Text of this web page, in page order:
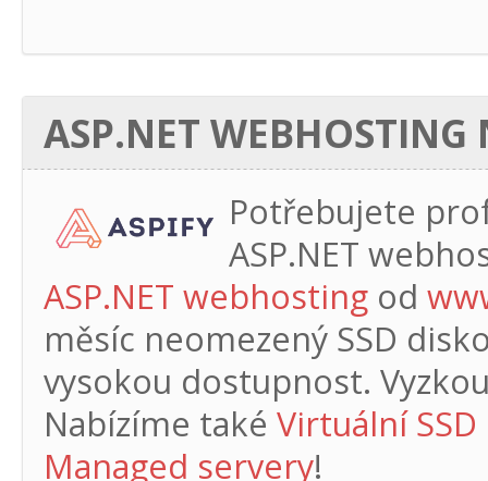
ASP.NET WEBHOSTING
Potřebujete
ASP.NET
ASP.NET webhosting od
měsíc neomezený SSD
vysokou dostupnost.
Nabízíme také Virtuální
Managed servery!